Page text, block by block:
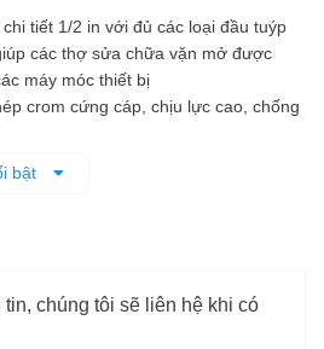
tiết 1/2 in với đủ các loại đầu tuýp
các thợ sửa chữa vặn mở được
máy móc thiết bị
crom cứng cáp, chịu lực cao, chống
dễ dàng, nhanh chóng mà không
trong hộp nhựa có thiết kế ngăn chứa
bật
chúng tôi sẽ liên hệ khi có